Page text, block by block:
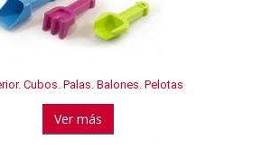
Cubos. Palas. Balones. Pelotas
Ver más